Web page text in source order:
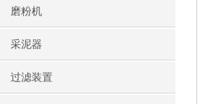
磨粉机
采泥器
过滤装置